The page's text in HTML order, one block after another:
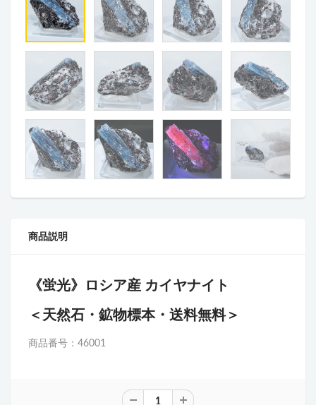
商品説明
《蛍光》ロシア産 カイヤナイト
＜天然石・鉱物標本・送料無料＞
商品番号：46001